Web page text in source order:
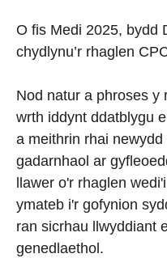
O fis Medi 2025, bydd
chydlynu’r rhaglen
Nod natur a phroses y
wrth iddynt ddatblygu
a meithrin rhai
gadarnhaol ar
llawer o'r rhaglen
ymateb i'r gofynion
ran sicrhau llwyddiant
genedlaethol.